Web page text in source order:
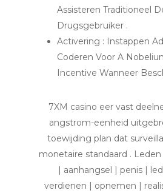
Assisteren Traditioneel
Drugsgebruiker .
Activering : Instappen
Coderen Voor A
Incentive Wanneer
7XM casino eer vast
angstrom-eenheid
toewijding plan dat
monetaire standaard .
| aanhangsel | penis |
verdienen | opnemen |